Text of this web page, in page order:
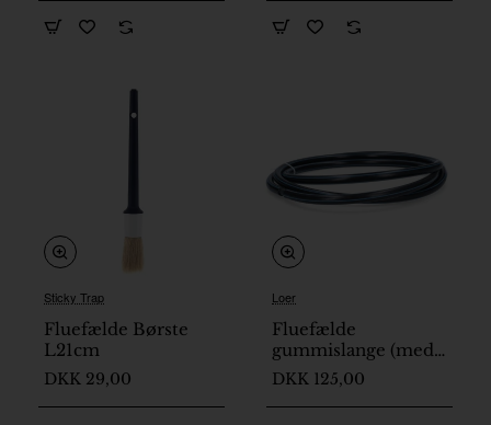
Sticky Trap
Fluefælde Børste
L21cm
DKK 29,00
Loer
Fluefælde
gummislange (med
forbindelse) Loer
DKK 125,00